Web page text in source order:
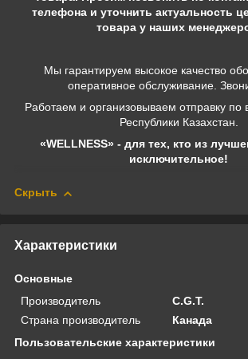
телефона и уточнить актуальность
товара у наших
Мы гарантируем высокое качество
оперативное обслуживание.
Работаем и организовываем отправку по
Республики Казахстан.
«WELLNESS» - для тех, кто из
исключительное!
Скрыть
Характеристики
Основные
Производитель
C.G.T.
Страна производитель
Канада
Пользовательские характеристики